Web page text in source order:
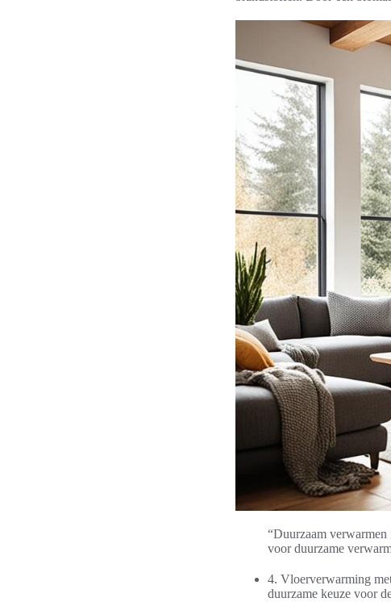
“Duurzaam
voor duurzame
4. Vloerverwarming
duurzame keuze voor